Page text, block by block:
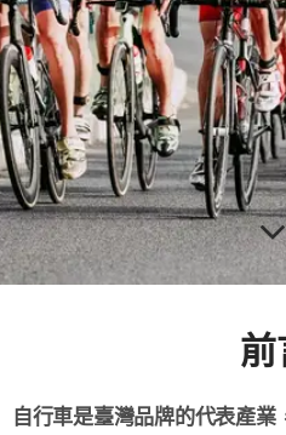
前
自行車是臺灣品牌的代表產